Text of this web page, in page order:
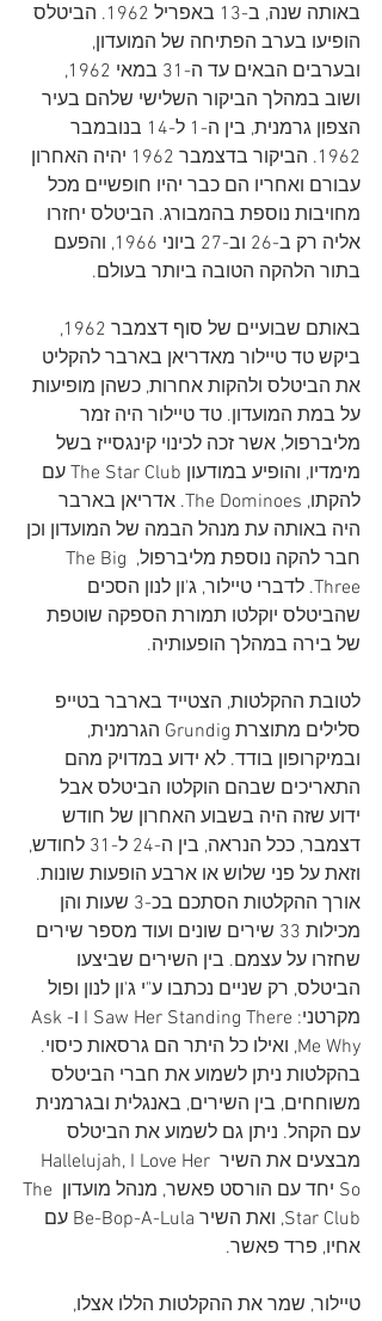
באותה שנה, ב-13 באפריל 1962. הביטלס
הופיעו בערב הפתיחה של המועדון,
ובערבים הבאים עד ה-31 במאי 1962,
ושוב במהלך הביקור השלישי שלהם בעיר
הצפון גרמנית, בין ה-1 ל-14 בנובמבר
1962. הביקור בדצמבר 1962 יהיה האחרון
עבורם ואחריו הם כבר יהיו חופשיים מכל
מחויבות נוספת בהמבורג. הביטלס יחזרו
אליה רק ב-26 וב-27 ביוני 1966, והפעם
בתור הלהקה הטובה ביותר בעולם.
באותם שבועיים של סוף דצמבר 1962,
ביקש טד טיילור מאדריאן בארבר להקליט
את הביטלס ולהקות אחרות, כשהן מופיעות
על במת המועדון. טד טיילור היה זמר
מליברפול, אשר זכה לכינוי קינגסייז בשל
מימדיו, והופיע במודעון The Star Club עם
להקתו, The Dominoes. אדריאן בארבר
היה באותה עת מנהל הבמה של המועדון וכן
חבר להקה נוספת מליברפול, The Big
Three. לדברי טיילור, ג'ון לנון הסכים
שהביטלס יוקלטו תמורת הספקה שוטפת
של בירה במהלך הופעותיה.
לטובת ההקלטות, הצטייד בארבר בטייפ
סלילים מתוצרת Grundig הגרמנית,
ובמיקרופון בודד. לא ידוע במדויק מהם
התאריכים שבהם הוקלטו הביטלס אבל
ידוע שזה היה בשבוע האחרון של חודש
דצמבר, ככל הנראה, בין ה-24 ל-31 לחודש,
וזאת על פני שלוש או ארבע הופעות שונות.
אורך ההקלטות הסתכם בכ-3 שעות והן
מכילות 33 שירים שונים ועוד מספר שירים
שחזרו על עצמם. בין השירים שביצעו
הביטלס, רק שניים נכתבו ע"י ג'ון לנון ופול
מקרטני: I Saw Her Standing There ו-Ask
Me Why, ואילו כל היתר הם גרסאות כיסוי.
בהקלטות ניתן לשמוע את חברי הביטלס
משוחחים, בין השירים, באנגלית ובגרמנית
עם הקהל. ניתן גם לשמוע את הביטלס
מבצעים את השיר Hallelujah, I Love Her
So יחד עם הורסט פאשר, מנהל מועדון The
Star Club, ואת השיר Be-Bop-A-Lula עם
אחיו, פרד פאשר.
טיילור, שמר את ההקלטות הללו אצלו,